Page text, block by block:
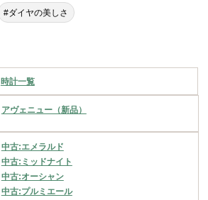
#ダイヤの美しさ
時計一覧
アヴェニュー（新品）
中古:エメラルド
中古:ミッドナイト
中古:オーシャン
中古:プルミエール